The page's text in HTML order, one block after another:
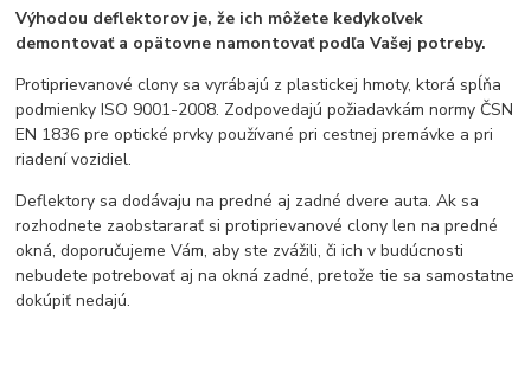
Výhodou deflektorov je, že ich môžete kedykoľvek
demontovať a opätovne namontovať podľa Vašej potreby.
Protiprievanové clony sa vyrábajú z plastickej hmoty, ktorá spĺňa
podmienky ISO 9001-2008. Zodpovedajú požiadavkám normy ČSN
EN 1836 pre optické prvky používané pri cestnej premávke a pri
riadení vozidiel.
Deflektory sa dodávaju na predné aj zadné dvere auta. Ak sa
rozhodnete zaobstararať si protiprievanové clony len na predné
okná, doporučujeme Vám, aby ste zvážili, či ich v budúcnosti
nebudete potrebovať aj na okná zadné, pretože tie sa samostatne
dokúpiť nedajú.